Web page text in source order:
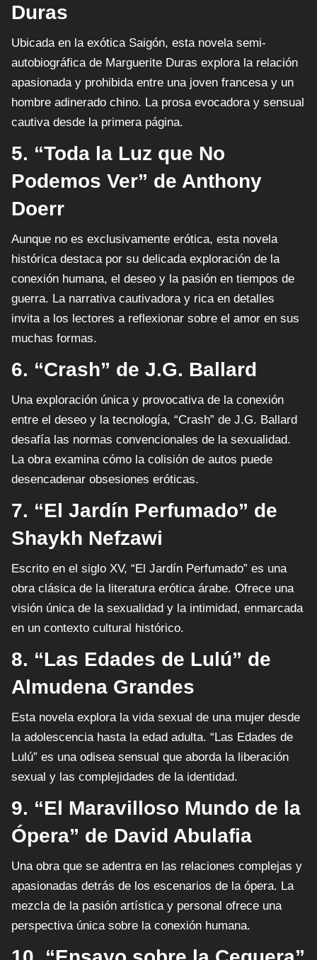
Duras
Ubicada en la exótica Saigón, esta novela semi-
autobiográfica de Marguerite Duras explora la relación
apasionada y prohibida entre una joven francesa y un
hombre adinerado chino. La prosa evocadora y sensual
cautiva desde la primera página.
5. “Toda la Luz que No
Podemos Ver” de Anthony
Doerr
Aunque no es exclusivamente erótica, esta novela
histórica destaca por su delicada exploración de la
conexión humana, el deseo y la pasión en tiempos de
guerra. La narrativa cautivadora y rica en detalles
invita a los lectores a reflexionar sobre el amor en sus
muchas formas.
6. “Crash” de J.G. Ballard
Una exploración única y provocativa de la conexión
entre el deseo y la tecnología, “Crash” de J.G. Ballard
desafía las normas convencionales de la sexualidad.
La obra examina cómo la colisión de autos puede
desencadenar obsesiones eróticas.
7. “El Jardín Perfumado” de
Shaykh Nefzawi
Escrito en el siglo XV, “El Jardín Perfumado” es una
obra clásica de la literatura erótica árabe. Ofrece una
visión única de la sexualidad y la intimidad, enmarcada
en un contexto cultural histórico.
8. “Las Edades de Lulú” de
Almudena Grandes
Esta novela explora la vida sexual de una mujer desde
la adolescencia hasta la edad adulta. “Las Edades de
Lulú” es una odisea sensual que aborda la liberación
sexual y las complejidades de la identidad.
9. “El Maravilloso Mundo de la
Ópera” de David Abulafia
Una obra que se adentra en las relaciones complejas y
apasionadas detrás de los escenarios de la ópera. La
mezcla de la pasión artística y personal ofrece una
perspectiva única sobre la conexión humana.